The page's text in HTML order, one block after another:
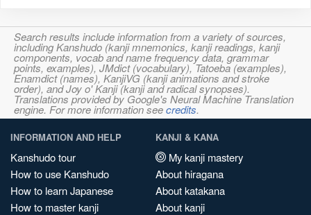
Search results include information from a variety of sources,
including Kanshudo (kanji mnemonics, kanji readings, kanji
components, vocab and name frequency data, grammar
points, examples), JMdict (vocabulary), Tatoeba (examples),
Enamdict (names), KanjiVG (kanji animations and stroke
order), and Joy o' Kanji (kanji and radical synopses).
Translations provided by Google's Neural Machine Translation
engine. For more information seecredits.
INFORMATION AND HELP
Kanshudo tour
How to use Kanshudo
How to learn Japanese
How to master kanji
KANJI & KANA
My kanji mastery
About hiragana
About katakana
About kanji